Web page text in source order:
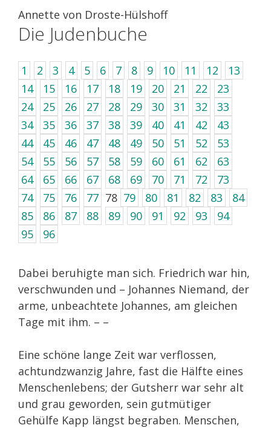
Annette von Droste-Hülshoff
Die Judenbuche
1 2 3 4 5 6 7 8 9 10 11 12
13
14
15 16 17 18 19 20 21 22
23
24
25 26 27 28 29 30 31 32
33
34
35 36 37 38 39 40 41 42
43
44
45 46 47 48 49 50 51 52
53
54
55 56 57 58 59 60 61 62
63
64
65 66 67 68 69 70 71 72
73
74
75 76 77 78 79 80 81 82 83
84
85
86 87 88 89 90 91 92 93
94
95
96
Dabei beruhigte man sich. Friedrich war hin,
verschwunden und – Johannes Niemand, der
arme, unbeachtete Johannes, am gleichen
Tage mit ihm. – –
Eine schöne lange Zeit war verflossen,
achtundzwanzig Jahre, fast die Hälfte eines
Menschenlebens; der Gutsherr war sehr alt
und grau geworden, sein gutmütiger
Gehülfe Kapp längst begraben. Menschen,